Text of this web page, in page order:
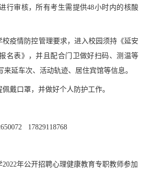
行审核，所有考生需提供48小时内的核酸
校疫情防控管理要求，进入校园须持《延安
名表》，并且配合门卫做好扫码、测温等
来延车次、活动轨迹、居住宾馆等信息。
戴口罩，并做好个人防护工作。
17829118768
2022年公开招聘心理健康教育专职教师参加